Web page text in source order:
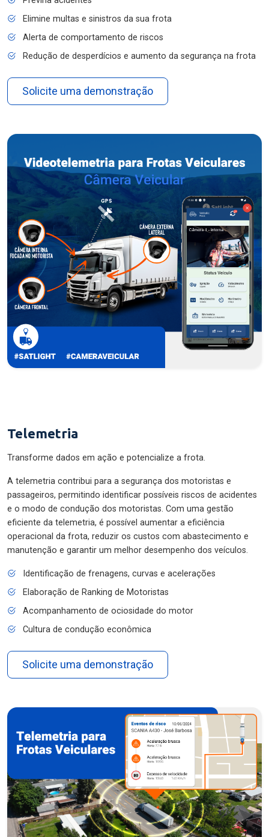
Elimine multas e sinistros da sua frota
Alerta de comportamento de riscos
Redução de desperdícios e aumento da segurança na frota
Solicite uma demonstração
Telemetria
Transforme dados em ação e potencialize a frota.
A telemetria contribui para a segurança dos motoristas e
passageiros, permitindo identificar possíveis riscos de acidentes
e o modo de condução dos motoristas. Com uma gestão
eficiente da telemetria, é possível aumentar a eficiência
operacional da frota, reduzir os custos com abastecimento e
manutenção e garantir um melhor desempenho dos veículos.
Identificação de frenagens, curvas e acelerações
Elaboração de Ranking de Motoristas
Acompanhamento de ociosidade do motor
Cultura de condução econômica
Solicite uma demonstração